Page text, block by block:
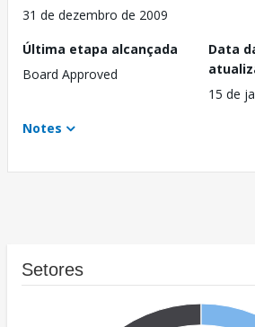
31 de dezembro de 2009
Última etapa alcançada
Board Approved
Data
15 de
Notes
Setores